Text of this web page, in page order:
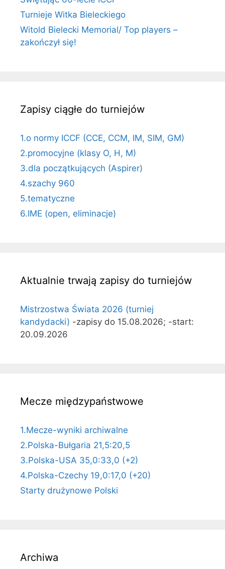
Turnieje Witka Bieleckiego
Witold Bielecki Memorial/ Top players –
zakończył się!
Zapisy ciągłe do turniejów
1.o normy ICCF (CCE, CCM, IM, SIM, GM)
2.promocyjne (klasy O, H, M)
3.dla początkujących (Aspirer)
4.szachy 960
5.tematyczne
6.IME (open, eliminacje)
Aktualnie trwają zapisy do turniejów
Mistrzostwa Świata 2026 (turniej
kandydacki) -zapisy do 15.08.2026; -start:
20.09.2026
Mecze międzypaństwowe
1.Mecze-wyniki archiwalne
2.Polska-Bułgaria 21,5:20,5
3.Polska-USA 35,0:33,0 (+2)
4.Polska-Czechy 19,0:17,0 (+20)
Starty drużynowe Polski
Archiwa